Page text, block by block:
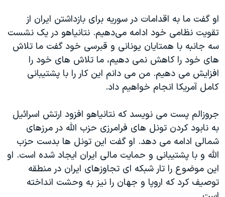
اسرائیل در جنگ
نرگس محمدی برنده جایزه نوبل صلح
همایش محافظه‌کاران آمریکا «سی‌پک»
صفحه‌های ویژه
او گفت ما به اقدامات در سوریه برای بازداشتن ایران از
تقویت نظامی خود ادامه می‌دهیم. نتانیاهو در یک نشست
سه جانبه با همتایان یونانی و قبرسی خود گفت ما تلاش
های خود را کاهش نمی دهیم، ما تلاش های خود را
افزایش می دهیم. من می دانم این کار را با پشتیبانی
کامل آمریکا انجام خواهیم داد.
جروزالم پست می نویسد که نتانیاهو افزود ارتش اسرائیل
به نابود کردن تونل های فرامرزی حزب الله در مرزهای
شمالی ادامه می دهد. او گفت این تونل ها بدست حزب
الله و با پشتیبانی و حمایت مالی ایران ایجاد شده است. او
این موضوع را تار شبکه ای تجاوزهای ایران در منطقه
توصیف کرد که اروپا و جهان را نیز به وحشت انداخته